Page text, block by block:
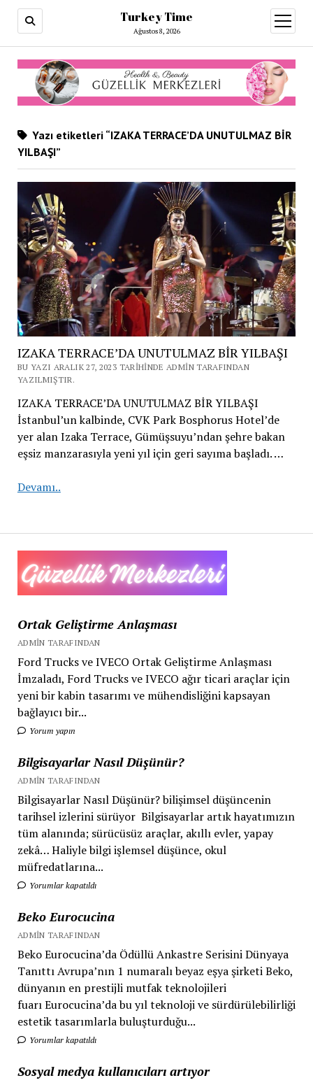
Turkey Time
Ağustos 8, 2026
aç
Ortak Geliştirme Anlaşması
ADMIN TARAFINDAN
Ford Trucks ve IVECO Ortak Geliştirme Anlaşması
İmzaladı, Ford Trucks ve IVECO ağır ticari araçlar için
yeni bir kabin tasarımı ve mühendisliğini kapsayan
bağlayıcı bir...
Yorum yapın
Bilgisayarlar Nasıl Düşünür?
ADMIN TARAFINDAN
Bilgisayarlar Nasıl Düşünür? bilişimsel düşüncenin
tarihsel izlerini sürüyor Bilgisayarlar artık hayatımızın
tüm alanında; sürücüsüz araçlar, akıllı evler, yapay
zekâ… Haliyle bilgi işlemsel düşünce, okul
müfredatlarına...
Yorumlar kapatıldı
Beko Eurocucina
ADMIN TARAFINDAN
Beko Eurocucina’da Ödüllü Ankastre Serisini Dünyaya
Tanıttı Avrupa’nın 1 numaralı beyaz eşya şirketi Beko,
dünyanın en prestijli mutfak teknolojileri
fuarı Eurocucina’da bu yıl teknoloji ve sürdürülebilirliği
estetik tasarımlarla buluşturduğu...
Yorumlar kapatıldı
Sosyal medya kullanıcıları artıyor
Yazı etiketleri “IZAKA TERRACE’DA UNUTULMAZ BİR
YILBAŞI”
IZAKA TERRACE’DA UNUTULMAZ BİR YILBAŞI
BU YAZI ARALIK 27, 2023 TARIHINDE ADMIN TARAFINDAN
YAZILMIŞTIR.
IZAKA TERRACE’DA UNUTULMAZ BİR YILBAŞI
İstanbul’un kalbinde, CVK Park Bosphorus Hotel’de
yer alan Izaka Terrace, Gümüşsuyu’ndan şehre bakan
eşsiz manzarasıyla yeni yıl için geri sayıma başladı. …
Devamı..IZAKA
YILBAŞI